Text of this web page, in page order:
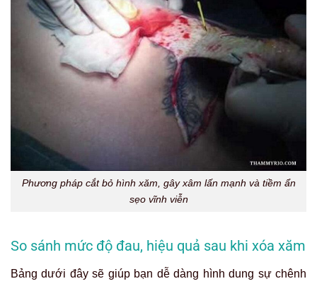
Phương pháp cắt bỏ hình xăm, gây xâm lấn mạnh và tiềm ẩn
sẹo vĩnh viễn
So sánh mức độ đau, hiệu quả sau khi xóa xăm
Bảng dưới đây sẽ giúp bạn dễ dàng hình dung sự chênh